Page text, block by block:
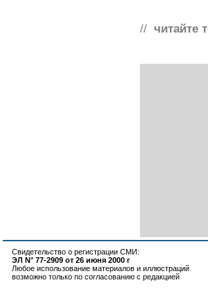
// читайте
Свидетельство о регистрации СМИ:
ЭЛ N° 77-2909 от 26 июня 2000 г
Любое использование материалов и иллюстраций
возможно только по согласованию с редакцией